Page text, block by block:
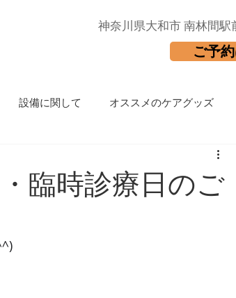
神奈川県大和市 南林間駅
ご予
設備に関して オススメのケアグッズ
臨時診療日のご